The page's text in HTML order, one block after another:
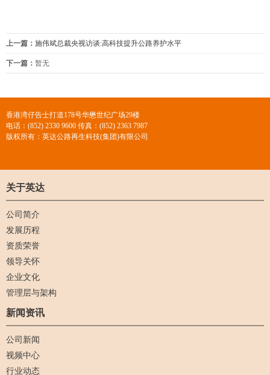
上一篇： 施伟斌总裁央视访谈:高科技提升公路养护水平
下一篇： 暂无
香港湾仔告士打道178号华懋世纪广场29楼
电话：(852) 2330 9600 传真：(852) 2363 7987
版权所有：英达公路再生科技(集团)有限公司
关于英达
公司简介
发展历程
资质荣誉
领导关怀
企业文化
管理层与架构
新闻资讯
公司新闻
视频中心
行业动态